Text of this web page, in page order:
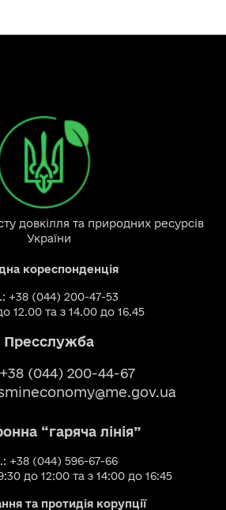
довкілля та природних ресурсів
України
кореспонденція
+38 (044) 200-47-53
12.00 та з 14.00 до 16.45
Пресслужба
(044) 200-44-67
“гаряча лінія”
+38 (044) 596-67-66
до 12:00 та з 14:00 до 16:45
та протидія корупції